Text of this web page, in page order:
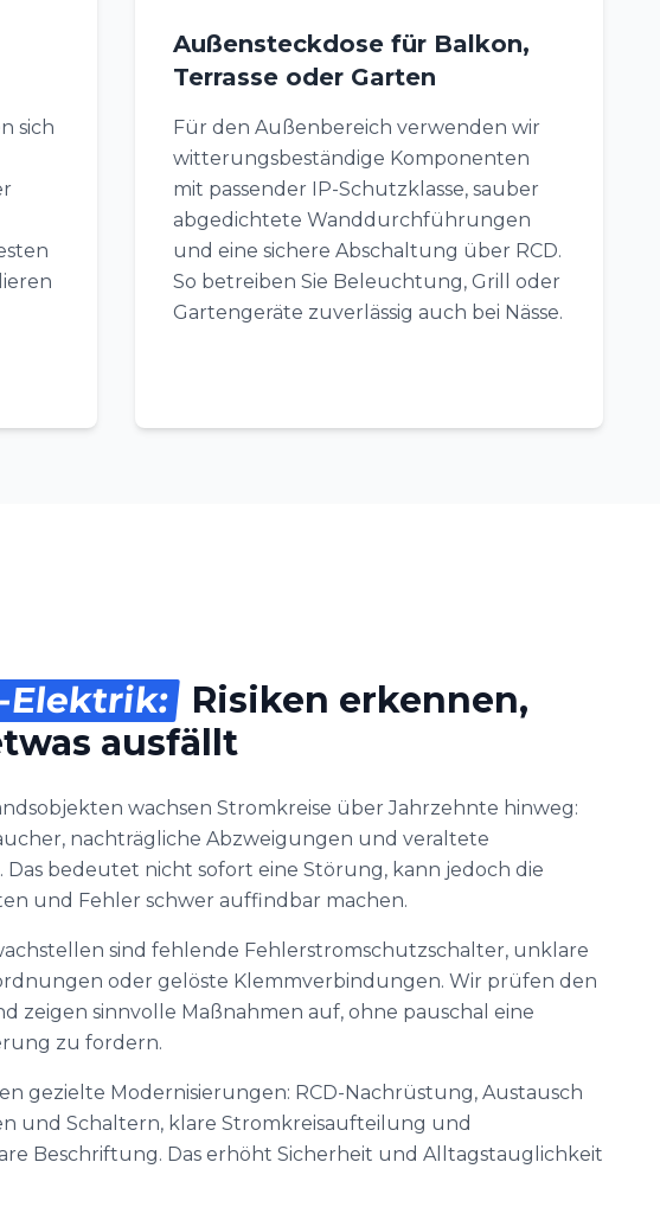
sich
Außensteckdose für Balkon,
Terrasse oder Garten
Für den Außenbereich verwenden wir
witterungsbeständige Komponenten
mit passender IP-Schutzklasse, sauber
abgedichtete Wanddurchführungen
und eine sichere Abschaltung über RCD.
So betreiben Sie Beleuchtung, Grill oder
Gartengeräte zuverlässig auch bei Nässe.
Elektrik: Risiken erkennen,
ausfällt
wachsen Stromkreise über Jahrzehnte hinweg:
nachträgliche Abzweigungen und veraltete
Das bedeutet nicht sofort eine Störung, kann jedoch die
und Fehler schwer auffindbar machen.
sind fehlende Fehlerstromschutzschalter, unklare
oder gelöste Klemmverbindungen. Wir prüfen den
zeigen sinnvolle Maßnahmen auf, ohne pauschal eine
zu fordern.
gezielte Modernisierungen: RCD-Nachrüstung, Austausch
und Schaltern, klare Stromkreisaufteilung und
Beschriftung. Das erhöht Sicherheit und Alltagstauglichkeit